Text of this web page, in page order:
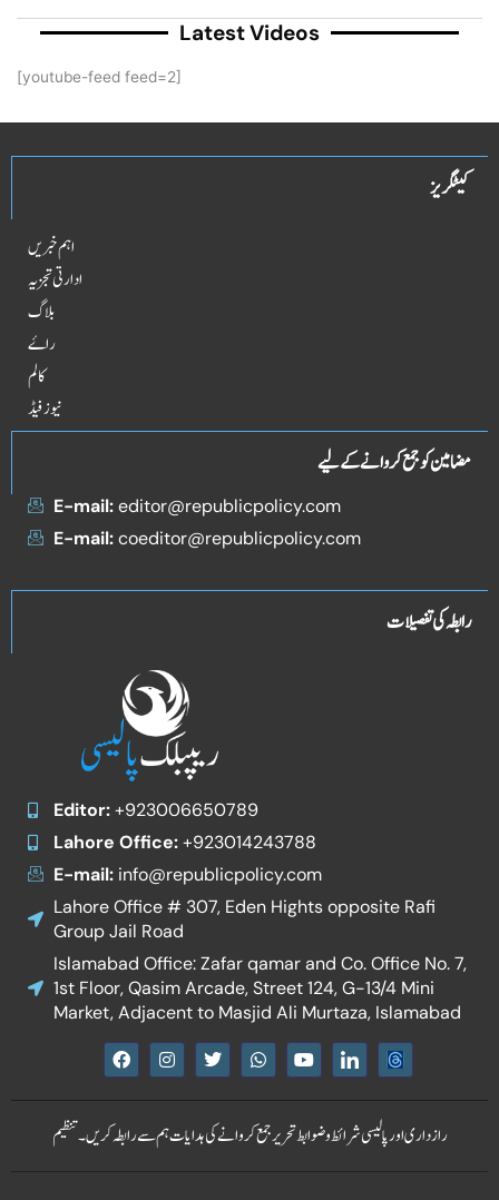
Latest Videos
[youtube-feed feed=2]
کیٹگریز
اہم خبریں
ادارتی تجزیہ
بلاگ
راۓ
کالم
نیوز فیڈ
مضامین کو جمع کروانے کے لیے
E-mail:editor@republicpolicy.com
E-mail:coeditor@republicpolicy.com
رابطہ کی تفصیلات
Editor:+923006650789
Lahore Office:+923014243788
E-mail:info@republicpolicy.com
Lahore Office # 307, Eden Hights opposite Rafi
Group Jail Road
Islamabad Office: Zafar qamar and Co. Office No. 7,
1st Floor, Qasim Arcade, Street 124, G-13/4 Mini
Market, Adjacent to Masjid Ali Murtaza, Islamabad
F
a
e
o
I
n
t
g
T
w
t
t
e
W
h
t
s
a
Y
o
t
b
I
c
n
-
l
تنظیمہم سے رابطہ کریں۔تحریر جمع کروانے کی ہدایاتشرائط و ضوابطرازداری اور پالیسی